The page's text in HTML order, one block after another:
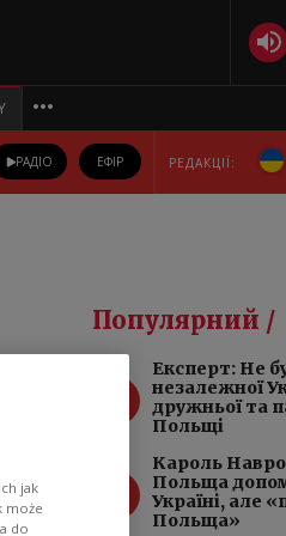
РАДІО ЕФІР РЕДАКЦІЇ:
Популярний /
Експерт: Не
незалежної
дружньої та
Польщі
Кароль
Польща
Україні, але
Польща»
jak
może
do